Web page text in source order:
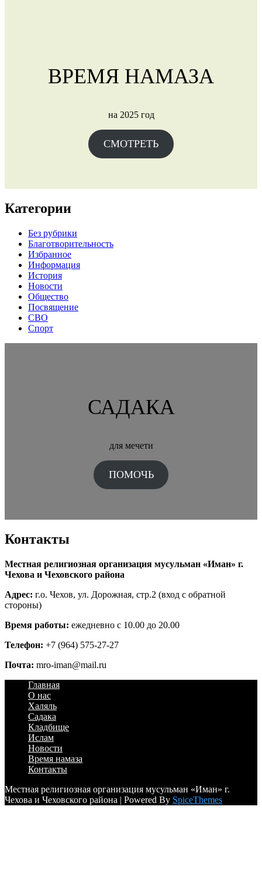
ВРЕМЯ НАМАЗА
на 2025 год
СМОТРЕТЬ
Категории
Без рубрики
Благотворительность
Избранное
Информация
История
Новости
Общество
Посвящение
СВО
Спорт
САДАКА
для мечети
ПОМОЧЬ
Контакты
Местная религиозная организация мусульман «Иман» г.
Чехова и Чеховского района
Адрес: г.о. Чехов, ул. Дорожная, стр.2 (вход с обратной
стороны)
Время работы: ежедневно с 10.00 до 20.00
Телефон: +7 (964) 575-27-27
Почта: mro-iman@mail.ru
Главная
О нас
Халяль
Садака
Кладбище
Ислам
Новости
Время намаза
Контакты
Местная религиозная организация мусульман «Иман» г.
Чехова и Чеховского района | Powered By SpiceThemes